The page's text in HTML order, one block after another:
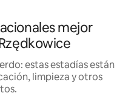
mejor
estas estadías están
limpieza y otros